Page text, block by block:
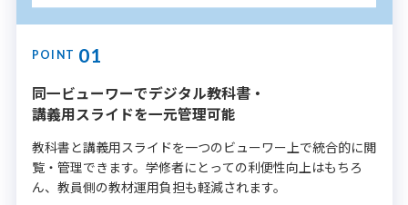
POINT 01
同一ビューワーでデジタル教科書・
講義用スライドを一元管理可能
教科書と講義用スライドを一つのビューワー上で統合的に閲
覧・管理できます。学修者にとっての利便性向上はもちろ
ん、教員側の教材運用負担も軽減されます。